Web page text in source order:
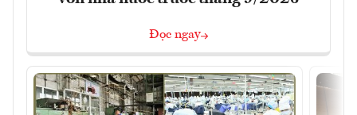
Đọc ngay